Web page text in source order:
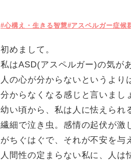
#心構え・生きる智慧#アスペルガー症候
初めまして。
私はASD(アスペルガー)の気が
人の心が分からないというよ
分からなくなる感じと言いま
幼い頃から、私は人に怯えられ
繊細で泣き虫。感情の起伏が激
がちぐはぐで、それが不安を与
人間性の定まらない私に、人